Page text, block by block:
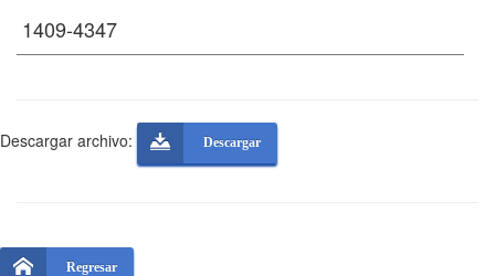
Descargar archivo: Descargar
Regresar